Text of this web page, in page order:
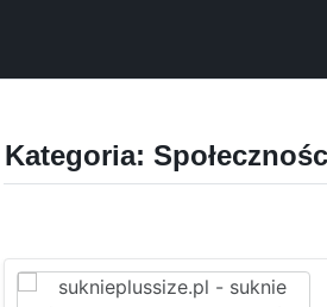
Kategoria: